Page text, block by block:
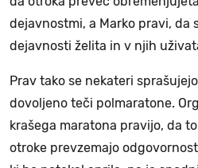
dejavnostmi, a Marko pravi, da
dejavnosti želita in v njih
Prav tako se nekateri
dovoljeno teči polmaratone.
krašega maratona pravijo, da
otroke prevzemajo